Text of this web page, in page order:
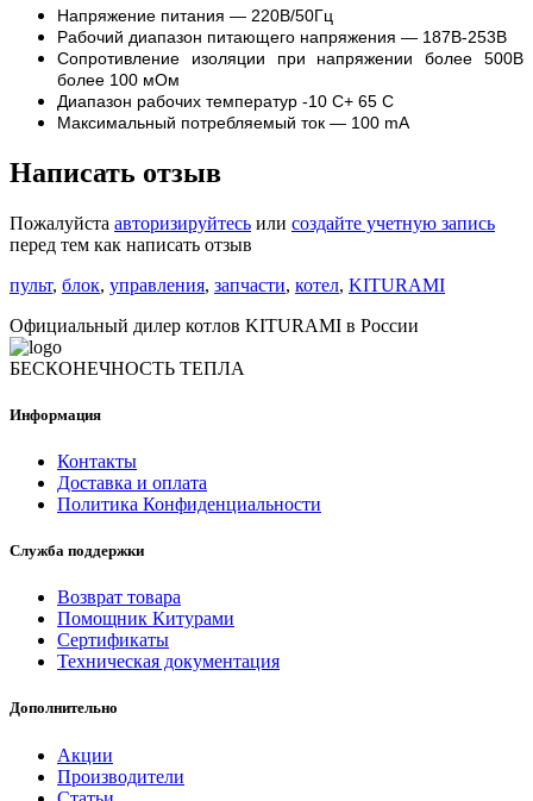
Напряжение питания — 220В/50Гц
Рабочий диапазон питающего напряжения — 187В-253В
Сопротивление изоляции при напряжении более 500В
более 100 мОм
Диапазон рабочих температур -10 С+ 65 С
Максимальный потребляемый ток — 100 mA
Написать отзыв
Пожалуйста авторизируйтесь или создайте учетную запись
перед тем как написать отзыв
пульт, блок, управления, запчасти, котел, KITURAMI
Официальный дилер котлов KITURAMI в России
БЕСКОНЕЧНОСТЬ ТЕПЛА
Информация
Контакты
Доставка и оплата
Политика Конфиденциальности
Служба поддержки
Возврат товара
Помощник Китурами
Сертификаты
Техническая документация
Дополнительно
Акции
Производители